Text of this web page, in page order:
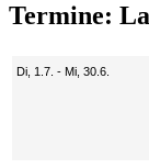
Termine:
Di, 1.7. - Mi, 30.6.